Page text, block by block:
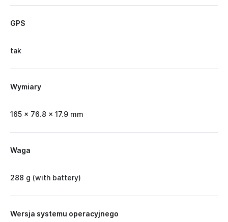
GPS
tak
Wymiary
165 x 76.8 x 17.9 mm
Waga
288 g (with battery)
Wersja systemu operacyjnego